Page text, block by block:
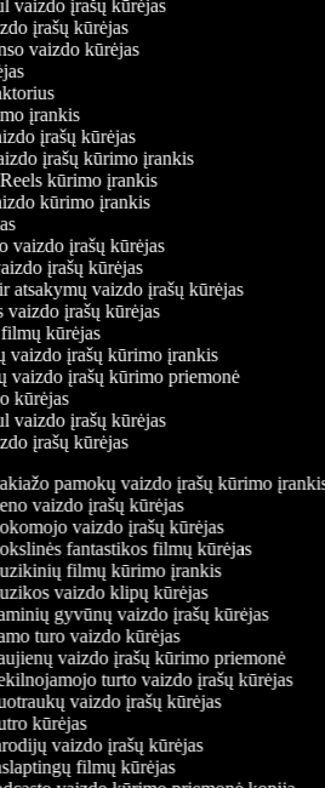
vaizdo įrašų kūrėjas
įrašų kūrėjas
vaizdo kūrėjas
įrankis
įrašų kūrėjas
įrašų kūrimo įrankis
Reels kūrimo įrankis
kūrimo įrankis
vaizdo įrašų kūrėjas
įrašų kūrėjas
atsakymų vaizdo įrašų kūrėjas
vaizdo įrašų kūrėjas
kūrėjas
vaizdo įrašų kūrimo įrankis
vaizdo įrašų kūrimo priemonė
kūrėjas
vaizdo įrašų kūrėjas
įrašų kūrėjas
pamokų vaizdo įrašų kūrimo įrankis
vaizdo įrašų kūrėjas
vaizdo įrašų kūrėjas
fantastikos filmų kūrėjas
filmų kūrimo įrankis
vaizdo klipų kūrėjas
gyvūnų vaizdo įrašų kūrėjas
turo vaizdo kūrėjas
vaizdo įrašų kūrimo priemonė
turto vaizdo įrašų kūrėjas
vaizdo įrašų kūrėjas
kūrėjas
vaizdo įrašų kūrėjas
filmų kūrėjas